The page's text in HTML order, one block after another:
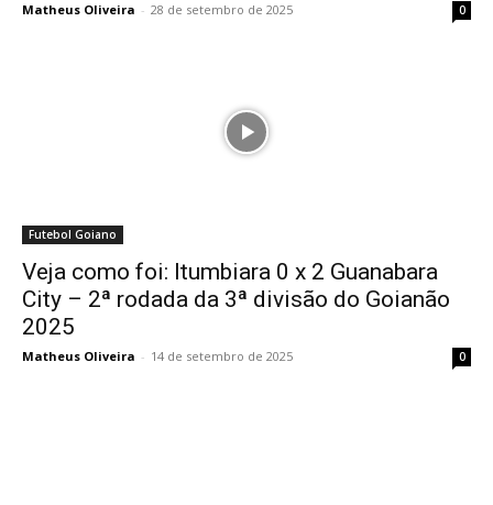
Matheus Oliveira - 28 de setembro de 2025 0
Futebol Goiano
Veja como foi: Itumbiara 0 x 2 Guanabara
City – 2ª rodada da 3ª divisão do Goianão
2025
Matheus Oliveira - 14 de setembro de 2025 0